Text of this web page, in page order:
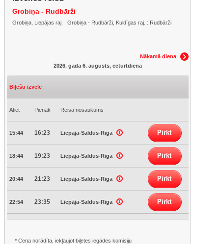
Grobiņa - Rudbārži
Grobiņa, Liepājas raj. : Grobiņa - Rudbārži, Kuldīgas raj. : Rudbārži
Nākamā diena
2026. gada 6. augusts, ceturtdiena
Biļešu izvēle
Atiet Pienāk Reisa nosaukums
15:44 16:23 Liepāja-Saldus-Rīga Pirkt
18:44 19:23 Liepāja-Saldus-Rīga Pirkt
20:44 21:23 Liepāja-Saldus-Rīga Pirkt
22:54 23:35 Liepāja-Saldus-Rīga Pirkt
* Cena norādīta, iekļaujot biļetes iegādes komisiju